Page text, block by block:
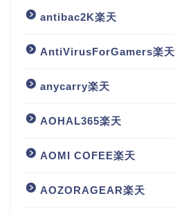
antibac2K楽天
AntiVirusForGamers楽天
anycarry楽天
AOHAL365楽天
AOMI COFEE楽天
AOZORAGEAR楽天